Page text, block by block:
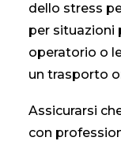
dello stress
per situazioni
operatorio o
un trasporto
Assicurarsi
con